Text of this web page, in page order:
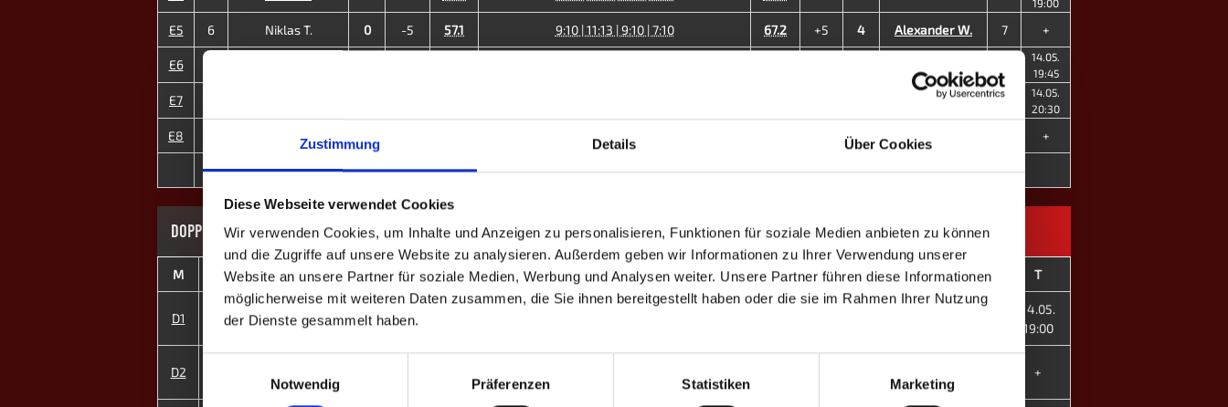
Zustimmung Details Über Cookies
Diese Webseite verwendet Cookies
Wir verwenden Cookies, um Inhalte und Anzeigen zu personalisieren, Funktionen für soziale Medien anbieten zu können
und die Zugriffe auf unsere Website zu analysieren. Außerdem geben wir Informationen zu Ihrer Verwendung unserer
Website an unsere Partner für soziale Medien, Werbung und Analysen weiter. Unsere Partner führen diese Informationen
möglicherweise mit weiteren Daten zusammen, die Sie ihnen bereitgestellt haben oder die sie im Rahmen Ihrer Nutzung
der Dienste gesammelt haben.
Notwendig
Präferenzen Statistiken Marketing
E5 6 Niklas T. 0 -5 57.1 9:10 | 11:13 | 9:10 | 7:10 67.2 +5 4 Alexander W. 7 +
E6
14.05.
19:45
E7 Denise B. ♀ 10
14.05.
20:30
E8 Aggi R. ♀ 10:7 | 9:10 | 9:10 | 7:10 | 19:18 | 10:7 | 8:10 Melanie P. ♀ +
4MP 24 +24 57.7 53.4 -24 17 4MP
DOPPEL-MATCHES
M Spieler GP CD % Game-Scores % CD GP Spieler # T
D1
Michael S.
Tim H.
4 +15
92.3
70.3
Felix B.
1
14.05.
19:00
D2
Niklas T.
72.5
Alexander W.
+